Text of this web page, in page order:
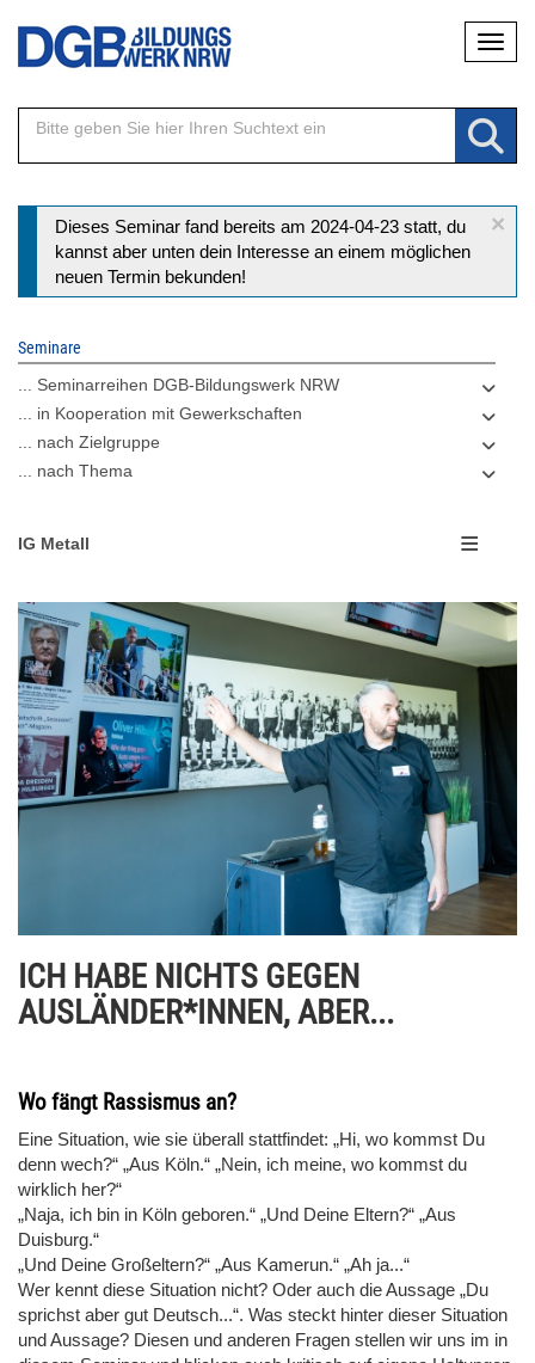
Direkt
Inhalt
×
Statusmeldung
Dieses Seminar fand bereits am 2024-04-23 statt, du
kannst aber unten dein Interesse an einem möglichen
neuen Termin bekunden!
Seminare
... Seminarreihen DGB-Bildungswerk NRW
... in Kooperation mit Gewerkschaften
... nach Zielgruppe
... nach Thema
IG Metall
ICH HABE NICHTS GEGEN
AUSLÄNDER*INNEN, ABER...
Wo fängt Rassismus an?
Eine Situation, wie sie überall stattfindet: „Hi, wo kommst Du
denn wech?“ „Aus Köln.“ „Nein, ich meine, wo kommst du
wirklich her?“
„Naja, ich bin in Köln geboren.“ „Und Deine Eltern?“ „Aus
Duisburg.“
„Und Deine Großeltern?“ „Aus Kamerun.“ „Ah ja...“
Wer kennt diese Situation nicht? Oder auch die Aussage „Du
sprichst aber gut Deutsch...“. Was steckt hinter dieser Situation
und Aussage? Diesen und anderen Fragen stellen wir uns im in